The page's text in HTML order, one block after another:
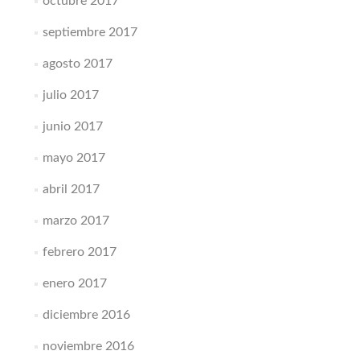
septiembre 2017
agosto 2017
julio 2017
junio 2017
mayo 2017
abril 2017
marzo 2017
febrero 2017
enero 2017
diciembre 2016
noviembre 2016